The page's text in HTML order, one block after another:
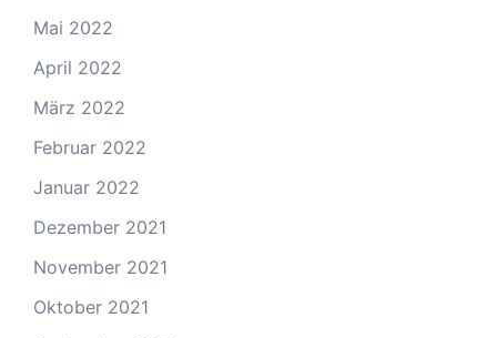
Mai 2022
April 2022
März 2022
Februar 2022
Januar 2022
Dezember 2021
November 2021
Oktober 2021